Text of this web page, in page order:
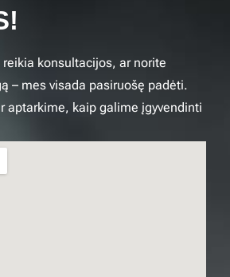
reikia konsultacijos, ar norite
– mes visada pasiruošę padėti.
aptarkime, kaip galime įgyvendinti